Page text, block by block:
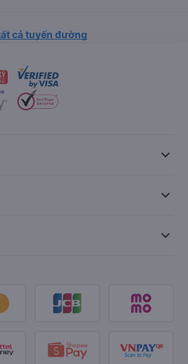
cả tuyến đường
keyboard_arrow_down
keyboard_arrow_down
keyboard_arrow_down